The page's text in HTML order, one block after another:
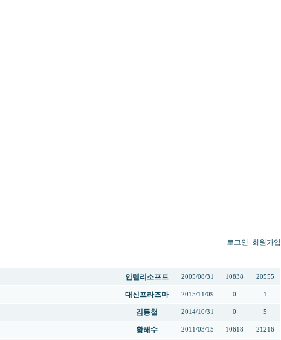
로그인 회원가입
인텔리소프트 2005/08/31 10838 20555
대신프라즈마 2015/11/09 0 1
김동철 2014/10/31 0 5
황해수 2011/03/15 10618 21216